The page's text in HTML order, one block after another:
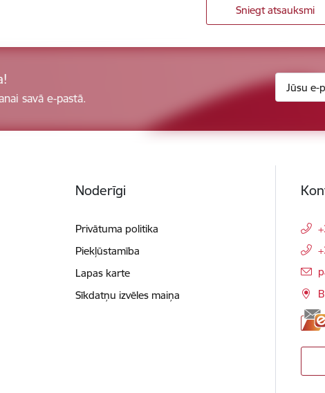
Sniegt atsauksmi
savā e-pastā.
Noderīgi
Privātuma politika
Piekļūstamība
Lapas karte
Sīkdatņu izvēles maiņa